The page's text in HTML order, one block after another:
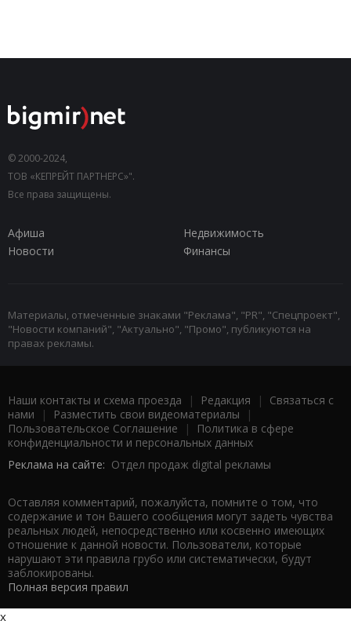
© 2000-2024,
ТОВ «КЕПРЕЙТ ПАРТНЕРС»".
Все права защищены.
Афиша
Недвижимость
Новости
Финансы
Материалы, отмеченные знаками "Реклама", "PR", "Спецпроект",
"Новости компаний", "Актуально", "Промо", публикуются на
правах рекламы.
Наши контакты и схема проезда | Редакция | Связаться с
нами | Разместить свои видеоматериалы |
Пользовательское Соглашение |
Политика в сфере
конфиденциальности и персональных данных
Реклама на сайте: Отдел продаж digital рекламы
Оставляя комментарий, пожалуйста, помните о том, что
содержание и тон Вашего сообщения могут задеть чувства
реальных людей, непосредственно или косвенно имеющих
отношение к данной новости. Пользователи, которые
нарушают эти правила грубо или систематически, будут
заблокированы.
Полная версия правил
x